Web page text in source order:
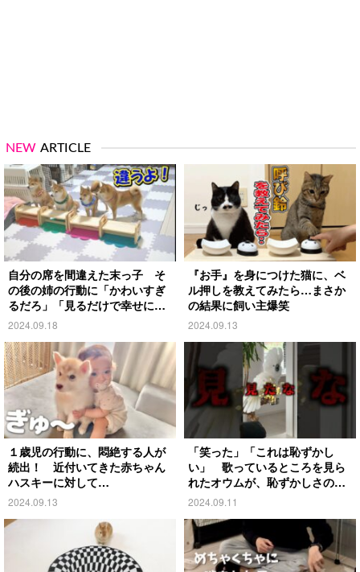
NEW ARTICLE
自分の席を間違えた末っ子 そ
の後の姉の行動に「かわいすぎ
るだろ」「見るだけで幸せにな
る」
2024.09.18
『お手』を身につけた猫に、ベ
ル押しを教えてみたら…まさか
の結果に飼い主爆笑
2024.09.13
１歳児の行動に、悶絶する人が
続出！ 近付いてきた赤ちゃん
ハスキーに対して…
2024.09.13
「笑った」「これは恥ずかし
い」 歌っているところを見ら
れたオウムが、恥ずかしさのあ
まり…
2024.09.11